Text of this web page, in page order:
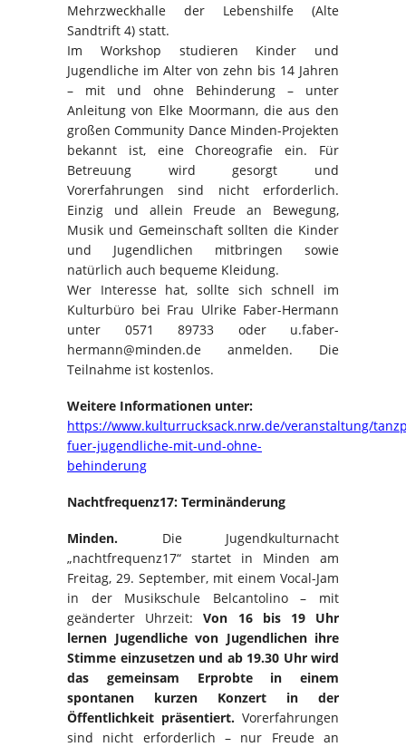
Mehrzweckhalle der Lebenshilfe (Alte
Sandtrift 4) statt.
Im Workshop studieren Kinder und
Jugendliche im Alter von zehn bis 14 Jahren
– mit und ohne Behinderung – unter
Anleitung von Elke Moormann, die aus den
großen Community Dance Minden-Projekten
bekannt ist, eine Choreografie ein. Für
Betreuung wird gesorgt und
Vorerfahrungen sind nicht erforderlich.
Einzig und allein Freude an Bewegung,
Musik und Gemeinschaft sollten die Kinder
und Jugendlichen mitbringen sowie
natürlich auch bequeme Kleidung.
Wer Interesse hat, sollte sich schnell im
Kulturbüro bei Frau Ulrike Faber-Hermann
unter 0571 89733 oder u.faber-
hermann@minden.de anmelden. Die
Teilnahme ist kostenlos.
Weitere Informationen unter:
https://www.kulturrucksack.nrw.de/veranstaltung/
fuer-jugendliche-mit-und-ohne-
behinderung
Nachtfrequenz17: Terminänderung
Minden. Die Jugendkulturnacht
„nachtfrequenz17“ startet in Minden am
Freitag, 29. September, mit einem Vocal-Jam
in der Musikschule Belcantolino – mit
geänderter Uhrzeit:Von 16 bis 19 Uhr
lernen Jugendliche von Jugendlichen ihre
Stimme einzusetzen und ab 19.30 Uhr wird
das gemeinsam Erprobte in einem
spontanen kurzen Konzert in der
Öffentlichkeit präsentiert. Vorerfahrungen
sind nicht erforderlich – nur Freude an